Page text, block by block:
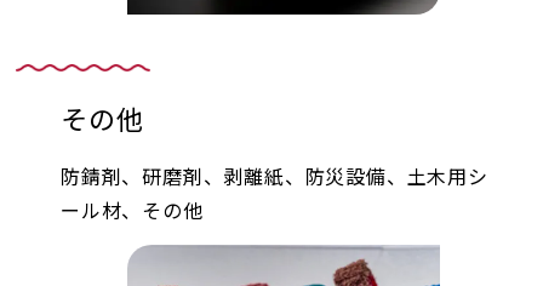
その他
防錆剤、研磨剤、剥離紙、防災設備、土木用シ
ール材、その他